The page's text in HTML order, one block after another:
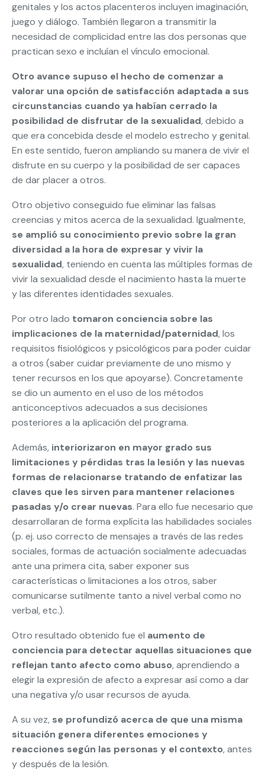
genitales y los actos placenteros incluyen imaginación,
juego y diálogo. También llegaron a transmitir la
necesidad de complicidad entre las dos personas que
practican sexo e incluían el vínculo emocional.
Otro avance supuso el hecho de comenzar a
valorar una opción de satisfacción adaptada a sus
circunstancias cuando ya habían cerrado la
posibilidad de disfrutar de la sexualidad, debido a
que era concebida desde el modelo estrecho y genital.
En este sentido, fueron ampliando su manera de vivir el
disfrute en su cuerpo y la posibilidad de ser capaces
de dar placer a otros.
Otro objetivo conseguido fue eliminar las falsas
creencias y mitos acerca de la sexualidad. Igualmente,
se amplió su conocimiento previo sobre la gran
diversidad a la hora de expresar y vivir la
sexualidad, teniendo en cuenta las múltiples formas de
vivir la sexualidad desde el nacimiento hasta la muerte
y las diferentes identidades sexuales.
Por otro lado tomaron conciencia sobre las
implicaciones de la maternidad/paternidad, los
requisitos fisiológicos y psicológicos para poder cuidar
a otros (saber cuidar previamente de uno mismo y
tener recursos en los que apoyarse). Concretamente
se dio un aumento en el uso de los métodos
anticonceptivos adecuados a sus decisiones
posteriores a la aplicación del programa.
Además, interiorizaron en mayor grado sus
limitaciones y pérdidas tras la lesión y las nuevas
formas de relacionarse tratando de enfatizar las
claves que les sirven para mantener relaciones
pasadas y/o crear nuevas. Para ello fue necesario que
desarrollaran de forma explícita las habilidades sociales
(p. ej. uso correcto de mensajes a través de las redes
sociales, formas de actuación socialmente adecuadas
ante una primera cita, saber exponer sus
características o limitaciones a los otros, saber
comunicarse sutilmente tanto a nivel verbal como no
verbal, etc.).
Otro resultado obtenido fue el aumento de
conciencia para detectar aquellas situaciones que
reflejan tanto afecto como abuso, aprendiendo a
elegir la expresión de afecto a expresar así como a dar
una negativa y/o usar recursos de ayuda.
A su vez, se profundizó acerca de que una misma
situación genera diferentes emociones y
reacciones según las personas y el contexto, antes
y después de la lesión.